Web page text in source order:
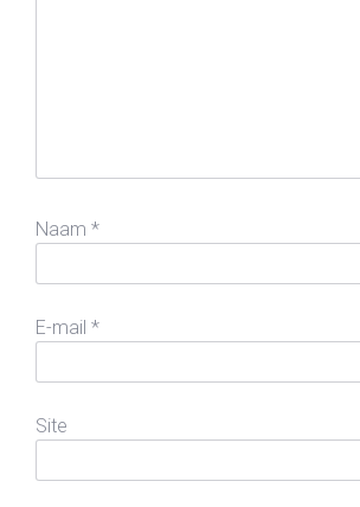
Naam *
E-mail *
Site